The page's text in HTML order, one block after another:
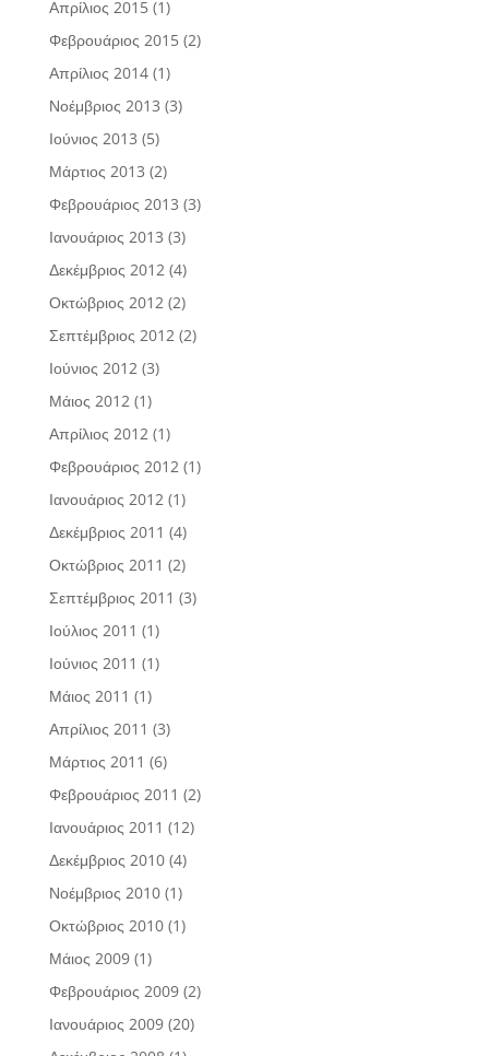
Απρίλιος 2015(1)
Φεβρουάριος 2015(2)
Απρίλιος 2014(1)
Νοέμβριος 2013 (3)
Ιούνιος 2013 (5)
Μάρτιος 2013 (2)
Φεβρουάριος 2013 (3)
Ιανουάριος 2013 (3)
Δεκέμβριος 2012(4)
Οκτώβριος 2012(2)
Σεπτέμβριος 2012(2)
Ιούνιος 2012(3)
Μάιος 2012(1)
Απρίλιος 2012(1)
Φεβρουάριος 2012(1)
Ιανουάριος 2012(1)
Δεκέμβριος 2011 (4)
Οκτώβριος 2011 (2)
Σεπτέμβριος 2011 (3)
Ιούλιος 2011 (1)
Ιούνιος 2011 (1)
Μάιος 2011 (1)
Απρίλιος 2011 (3)
Μάρτιος 2011 (6)
Φεβρουάριος 2011 (2)
Ιανουάριος 2011 (12)
Δεκέμβριος 2010(4)
Νοέμβριος 2010(1)
Οκτώβριος 2010(1)
Μάιος 2009(1)
Φεβρουάριος 2009(2)
Ιανουάριος 2009(20)